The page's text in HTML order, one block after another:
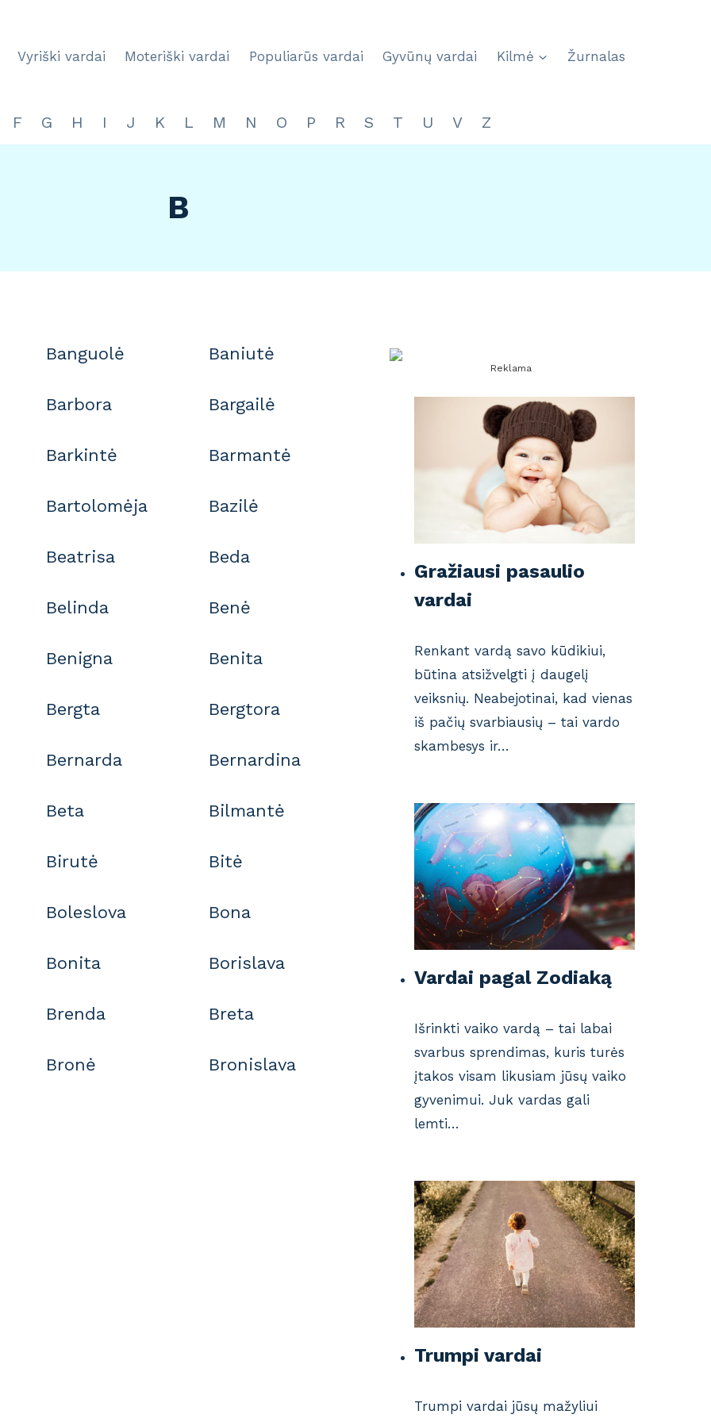
Vyriški vardai Moteriški vardai Populiarūs vardai Gyvūnų vardai Kilmė Žurnalas
F G H I J K L M N O P R S T U V Z
B
Banguolė Baniutė
Barbora Bargailė
Barkintė Barmantė
Bartolomėja Bazilė
Beatrisa Beda
Belinda Benė
Benigna Benita
Bergta Bergtora
Bernarda Bernardina
Beta Bilmantė
Birutė Bitė
Boleslova Bona
Bonita Borislava
Brenda Breta
Bronė Bronislava
Reklama
Gražiausi pasaulio
vardai
Renkant vardą savo kūdikiui,
būtina atsižvelgti į daugelį
veiksnių. Neabejotinai, kad vienas
iš pačių svarbiausių – tai vardo
skambesys ir…
Vardai pagal Zodiaką
Išrinkti vaiko vardą – tai labai
svarbus sprendimas, kuris turės
įtakos visam likusiam jūsų vaiko
gyvenimui. Juk vardas gali
lemti…
Trumpi vardai
Trumpi vardai jūsų mažyliui